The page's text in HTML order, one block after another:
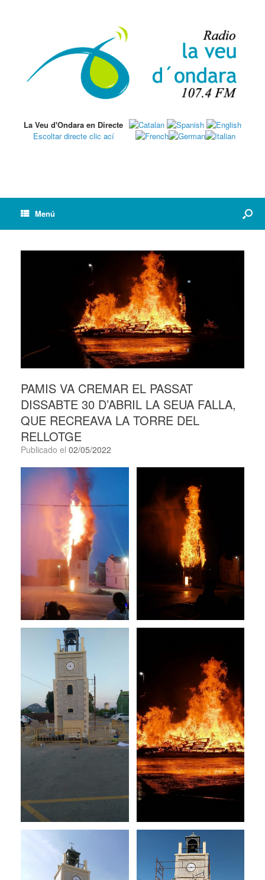
La Veu d'Ondara en Directe
Escoltar directe clic ací
Menú
PAMIS VA CREMAR EL PASSAT
DISSABTE 30 D’ABRIL LA SEUA FALLA,
QUE RECREAVA LA TORRE DEL
RELLOTGE
Publicado el 02/05/2022